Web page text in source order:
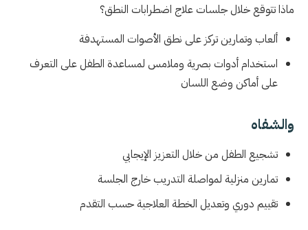
ماذا تتوقع خلال جلسات علاج اضطرابات النطق؟
ألعاب وتمارين تركز على نطق الأصوات المستهدفة
استخدام أدوات بصرية وملامس لمساعدة الطفل على التعرف
على أماكن وضع اللسان
والشفاه
تشجيع الطفل من خلال التعزيز الإيجابي
تمارين منزلية لمواصلة التدريب خارج الجلسة
تقييم دوري وتعديل الخطة العلاجية حسب التقدم